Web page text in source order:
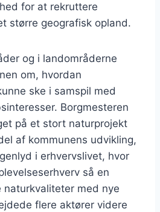
for at rekruttere
større geografisk opland.
og i landområderne
om, hvordan
ske i samspil med
Borgmesteren
på et stort naturprojekt
af kommunens udvikling,
i erhvervslivet, hvor
så en
naturkvaliteter med nye
flere aktører videre